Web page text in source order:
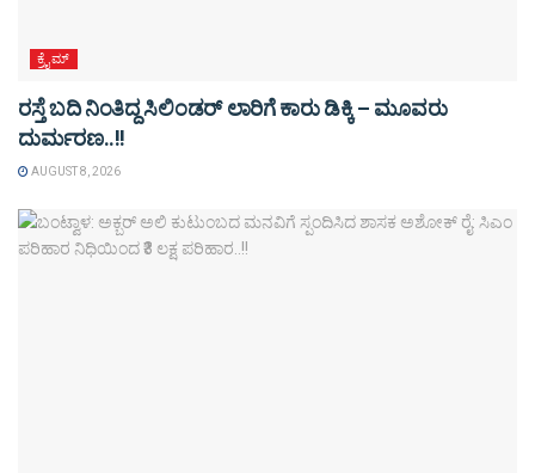
ಕ್ರೈಮ್
ರಸ್ತೆ ಬದಿ ನಿಂತಿದ್ದ ಸಿಲಿಂಡರ್ ಲಾರಿಗೆ ಕಾರು ಡಿಕ್ಕಿ – ಮೂವರು
ದುರ್ಮರಣ..!!
AUGUST 8, 2026